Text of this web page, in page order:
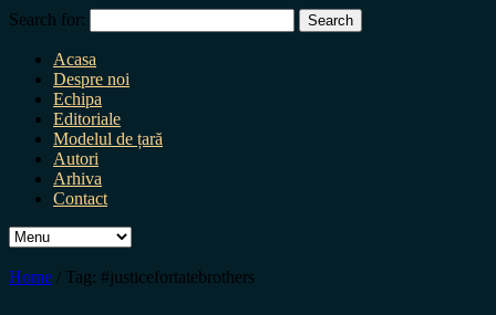
Search for:
Acasa
Despre noi
Echipa
Editoriale
Modelul de țară
Autori
Arhiva
Contact
Home / Tag: #justicefortatebrothers